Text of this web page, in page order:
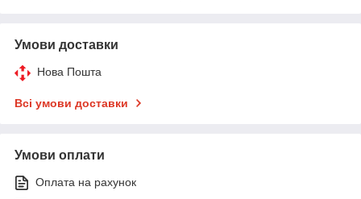
Умови доставки
Нова Пошта
Всі умови доставки
Умови оплати
Оплата на рахунок